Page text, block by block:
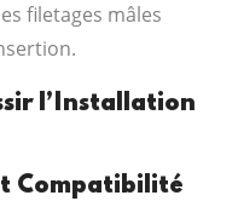
filetages mâles
l’Installation
Compatibilité